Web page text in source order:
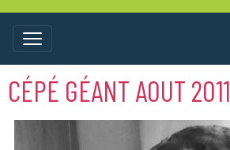
CÉPÉ GÉANT AOUT 2011